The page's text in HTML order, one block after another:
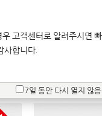
Hotend
고객센터로 알려주시면
사합니다.
7일 동안 다시 열지 않음